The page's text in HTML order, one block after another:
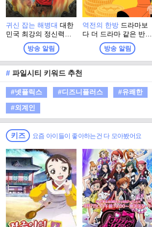
귀신 잡는 해병대대한
민국 최강의 정신력을
자부하는 해병대 출신
들이 모여, 이번엔 진짜
귀신을 잡으러 심령 스
폿으로 떠난다! 실제 무
속인들이 경험한 기이
한 사건과 금기, 그리고
사람들 사이에 떠도는
괴담을 눈앞에서 확인
하는 한여름 납량 오컬
트 수색 버라이어티!
방송 알림
역전의 한방 드라마보
다 더 드라마 같은 반전
인생 추적 스토리 프로
방송 알림
# 파일시티 키워드 추천
#넷플릭스 #디즈니플러스 #유쾌한
#외계인
키즈 요즘 아이들이 좋아하는건 다 모아봤어요